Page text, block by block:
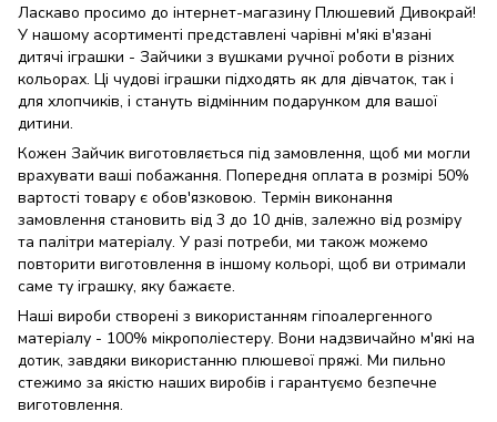
Ласкаво просимо до інтернет-магазину Плюшевий Дивокрай!
У нашому асортименті представлені чарівні м'які в'язані
дитячі іграшки - Зайчики з вушками ручної роботи в різних
кольорах. Ці чудові іграшки підходять як для дівчаток, так і
для хлопчиків, і стануть відмінним подарунком для вашої
дитини.
Кожен Зайчик виготовляється під замовлення, щоб ми могли
врахувати ваші побажання. Попередня оплата в розмірі 50%
вартості товару є обов'язковою. Термін виконання
замовлення становить від 3 до 10 днів, залежно від розміру
та палітри матеріалу. У разі потреби, ми також можемо
повторити виготовлення в іншому кольорі, щоб ви отримали
саме ту іграшку, яку бажаєте.
Наші вироби створені з використанням гіпоалергенного
матеріалу - 100% мікрополіестеру. Вони надзвичайно м'які на
дотик, завдяки використанню плюшевої пряжі. Ми пильно
стежимо за якістю наших виробів і гарантуємо безпечне
виготовлення.